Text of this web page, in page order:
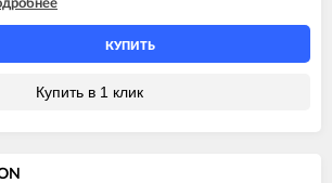
MICROSYSTEM 28 RFFI
TX 23 MFFI
TX 27 MFFIКУПИТЬ
Купить в 1 клик